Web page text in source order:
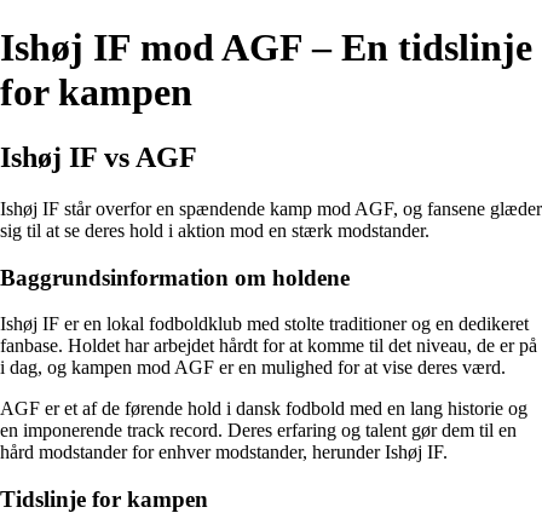
Ishøj IF mod AGF – En tidslinje
for kampen
Ishøj IF vs AGF
Ishøj IF står overfor en spændende kamp mod AGF, og fansene glæder
sig til at se deres hold i aktion mod en stærk modstander.
Baggrundsinformation om holdene
Ishøj IF er en lokal fodboldklub med stolte traditioner og en dedikeret
fanbase. Holdet har arbejdet hårdt for at komme til det niveau, de er på
i dag, og kampen mod AGF er en mulighed for at vise deres værd.
AGF er et af de førende hold i dansk fodbold med en lang historie og
en imponerende track record. Deres erfaring og talent gør dem til en
hård modstander for enhver modstander, herunder Ishøj IF.
Tidslinje for kampen